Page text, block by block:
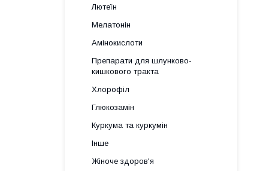
Лютеїн
Мелатонін
Амінокислоти
Препарати для шлунково-
кишкового тракта
Хлорофіл
Глюкозамін
Куркума та куркумін
Інше
Жіноче здоров'я